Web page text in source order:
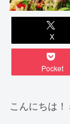
X
Pocket
こんにちは！